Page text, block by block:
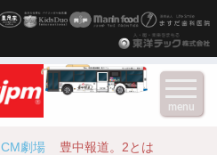
CM劇場 豊中報道。2とは
menu